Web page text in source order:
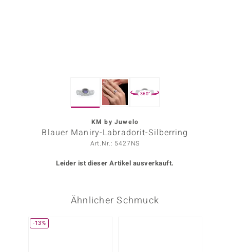
360°
KM by Juwelo
Blauer Maniry-Labradorit-Silberring
Art.Nr.: 5427NS
Leider ist dieser Artikel ausverkauft.
Ähnlicher Schmuck
-13%